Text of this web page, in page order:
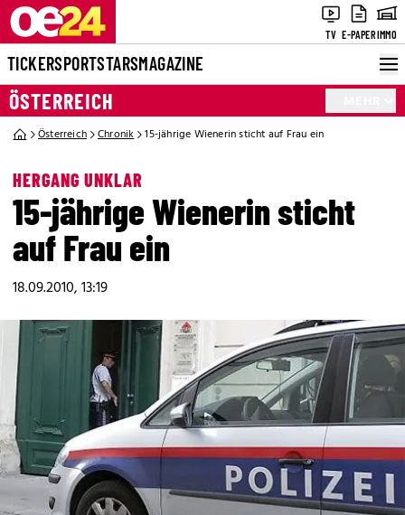
TV E-PAPERIMMO
TICKERSPORTSTARSMAGAZINE
ÖSTERREICH
Österreich Chronik 15-jährige Wienerin sticht auf Frau ein
HERGANG UNKLAR
15-jährige Wienerin sticht
auf Frau ein
18.09.2010, 13:19